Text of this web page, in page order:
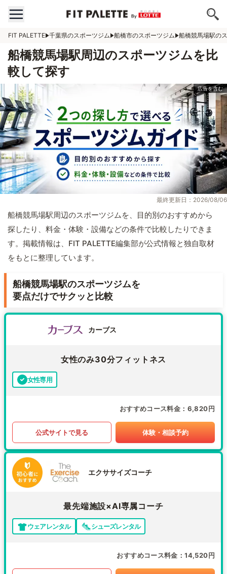
FIT PALETTE 千葉県のスポーツジム 船橋市のスポーツジム 船橋競馬場駅の
船橋競馬場駅周辺のスポーツジムを比
較して探す
最終更新日：2026/08/06
船橋競馬場駅周辺のスポーツジムを、目的別のおすすめから
探したり、料金・体験・設備などの条件で比較したりできま
す。掲載情報は、FIT PALETTE編集部が公式情報と独自取材
をもとに整理しています。
船橋競馬場駅のスポーツジムを
要点だけでサクッと比較
カーブス
女性のみ30分フィットネス
女性専用
おすすめコース料金 6,820円
公式サイトで見る 体験・相談予約
エクササイズコーチ
最先端施設×AI専属コーチ
ウェアレンタル シューズレンタル
おすすめコース料金 14,520円